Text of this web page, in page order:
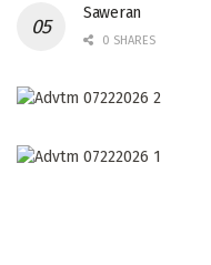
Saweran
0 SHARES